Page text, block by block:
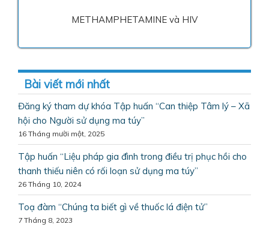
METHAMPHETAMINE và HIV
Bài viết mới nhất
Đăng ký tham dự khóa Tập huấn “Can thiệp Tâm lý – Xã
hội cho Người sử dụng ma túy”
16 Tháng mười một, 2025
Tập huấn “Liệu pháp gia đình trong điều trị phục hồi cho
thanh thiếu niên có rối loạn sử dụng ma túy”
26 Tháng 10, 2024
Toạ đàm “Chúng ta biết gì về thuốc lá điện tử”
7 Tháng 8, 2023